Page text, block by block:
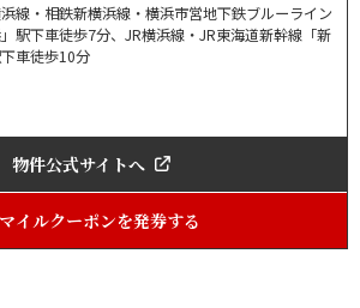
線・相鉄新横浜線・横浜市営地下鉄ブルーライン
」駅下車徒歩7分、JR横浜線・JR東海道新幹線「新
車徒歩10分
物件公式サイトへ
イルクーポンを発券する